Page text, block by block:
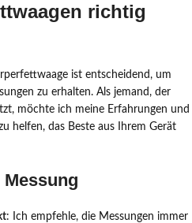
richtig
ist entscheidend, um
zu erhalten. Als jemand, der
möchte ich meine Erfahrungen und
helfen, das Beste aus Ihrem Gerät
: Ich empfehle, die Messungen immer